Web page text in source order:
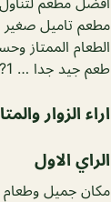
مطعم تاميل صغير
الطعام الممتاز
طعم جيد جدا … 1???
اراء الزوار
الراي الاول
مكان جميل وطعام